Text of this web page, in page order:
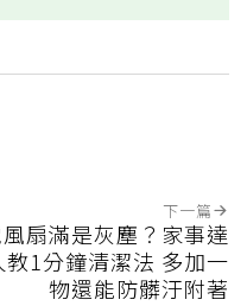
下一篇
扇滿是灰塵？家事達
教1分鐘清潔法 多加一
物還能防髒汙附著